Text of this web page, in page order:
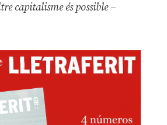
capitalisme és possible –